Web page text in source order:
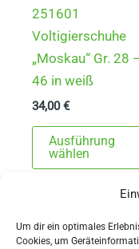
Um dir ein optimales
Cookies, um
251601
Voltigierschuhe
„Moskau“ Gr. 28
46 in weiß
34,00€
Ausführung
wählen